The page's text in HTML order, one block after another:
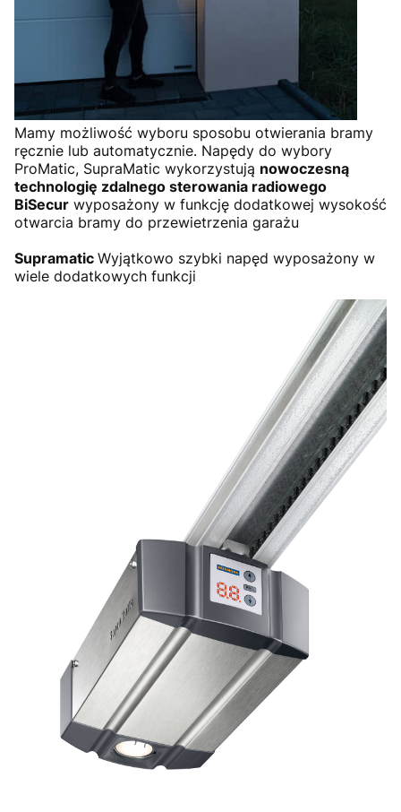
Mamy możliwość wyboru sposobu otwierania bramy
ręcznie lub automatycznie. Napędy do wybory
ProMatic, SupraMatic wykorzystują nowoczesną
technologię zdalnego sterowania radiowego
BiSecur wyposażony w funkcję dodatkowej wysokość
otwarcia bramy do przewietrzenia garażu
Supramatic Wyjątkowo szybki napęd wyposażony w
wiele dodatkowych funkcji